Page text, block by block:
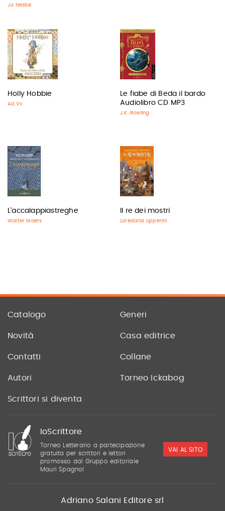
Jo Nesbø
Holly Hobbie
Aa.Vv.
Le fiabe di Beda il bardo
Audiolibro CD MP3
J.K. Rowling
L'accalappiastreghe
Walter Moers
Il re dei mostri
Loredana Lipperini
Catalogo Generi
Novità Casa editrice
Contatti Collane
Autori Torneo Ickabog
Scrittori si diventa
IoScrittore
Torneo Letterario a partecipazione
gratuita per scrittori e lettori
promosso dal Gruppo editoriale
Mauri Spagnol
VAI AL SITO
Adriano Salani Editore srl